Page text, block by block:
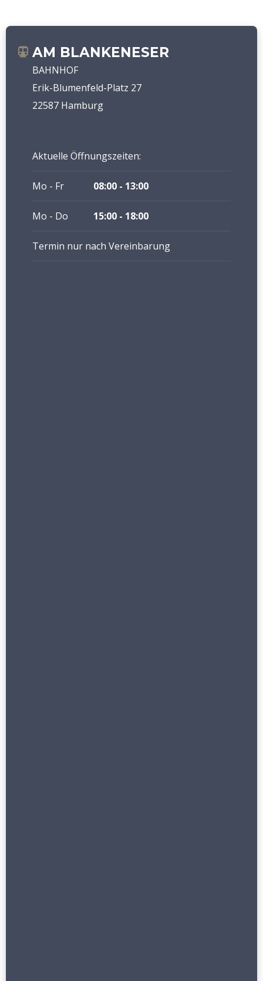
AM BLANKENESER
BAHNHOF
Erik-Blumenfeld-Platz 27
22587 Hamburg
Aktuelle Öffnungszeiten:
Mo - Fr 08:00 - 13:00
Mo - Do 15:00 - 18:00
Termin nur nach Vereinbarung